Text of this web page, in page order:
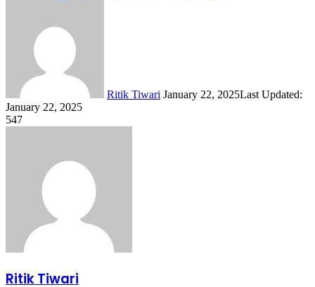
Ritik Tiwari January 22, 2025Last Updated:
January 22, 2025
547
Ritik Tiwari